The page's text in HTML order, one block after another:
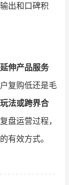
出和口碑积
伸产品服务
复购低还是毛
法或跨界合
盘运营过程，
有效方式。